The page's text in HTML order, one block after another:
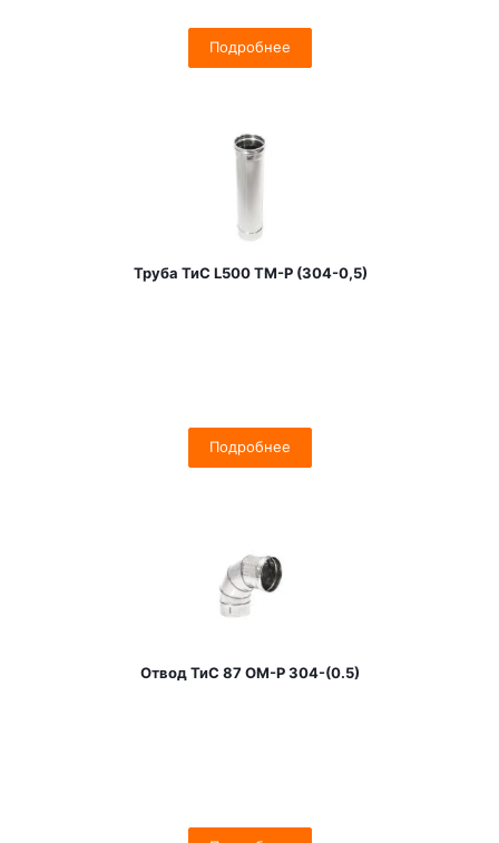
Подробнее
Труба ТиС L500 ТМ-Р (304-0,5)
Подробнее
Отвод ТиС 87 OM-Р 304-(0.5)